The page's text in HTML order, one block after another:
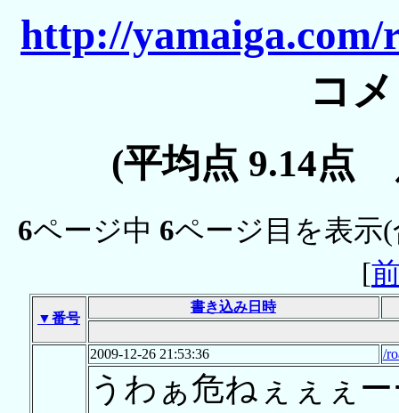
http://yamaiga.com/
コ
(平均点 9.14点
6ページ中 6ページ目を表示
[
▼番号
書き込み日時
2009-12-26 21:53:36 /
うわぁ危ねぇぇぇ